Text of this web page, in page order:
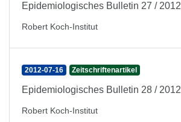
Epidemiologisches Bulletin 27 / 2012
Robert Koch-Institut
2012-07-16 Zeitschriftenartikel
Epidemiologisches Bulletin 28 / 2012
Robert Koch-Institut